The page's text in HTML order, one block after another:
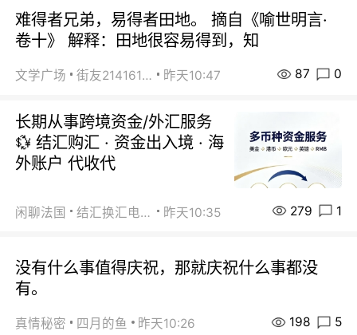
难得者兄弟，易得者田地。 摘自《喻世明言·
卷十》 解释：田地很容易得到，知
文学广场 街友21416156 昨天10:47 87 0
长期从事跨境资金/外汇服务
💱 结汇购汇 · 资金出入境 · 海
外账户 代收代
闲聊法国 结汇换汇电汇 昨天10:35 279 1
没有什么事值得庆祝，那就庆祝什么事都没
有。
真情秘密 四月的鱼 昨天10:26 198 5